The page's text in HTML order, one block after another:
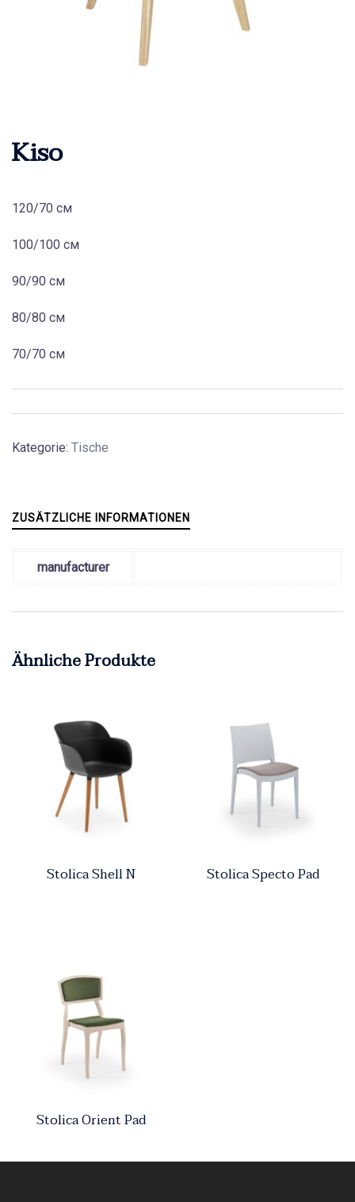
Kiso
120/70 см
100/100 см
90/90 см
80/80 см
70/70 см
Kategorie: Tische
ZUSÄTZLICHE INFORMATIONEN
manufacturer
Ähnliche Produkte
Stolica Shell N Stolica Specto Pad
Stolica Orient Pad